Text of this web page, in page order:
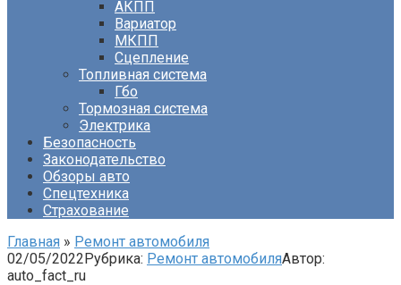
АКПП
Вариатор
МКПП
Сцепление
Топливная система
Гбо
Тормозная система
Электрика
Безопасность
Законодательство
Обзоры авто
Спецтехника
Страхование
Главная » Ремонт автомобиля
02/05/2022Рубрика: Ремонт автомобиляАвтор:
auto_fact_ru